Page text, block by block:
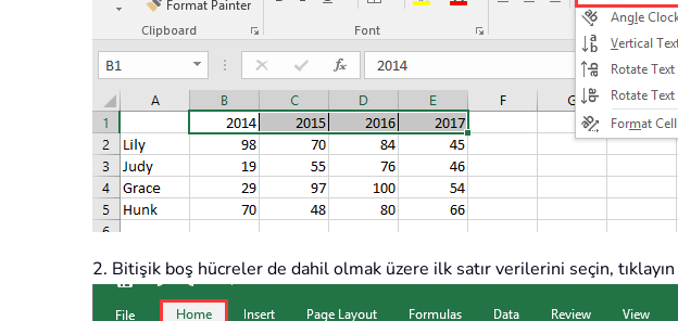
2. Bitişik boş hücreler de dahil olmak üzere ilk satır verilerini seçin, tıklayın